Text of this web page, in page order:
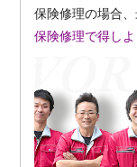
保険修理の場合
保険修理で得し